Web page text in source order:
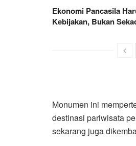
Ekonomi Pancasila
Kebijakan, Bukan
Monumen ini
destinasi pariwisata
sekarang juga